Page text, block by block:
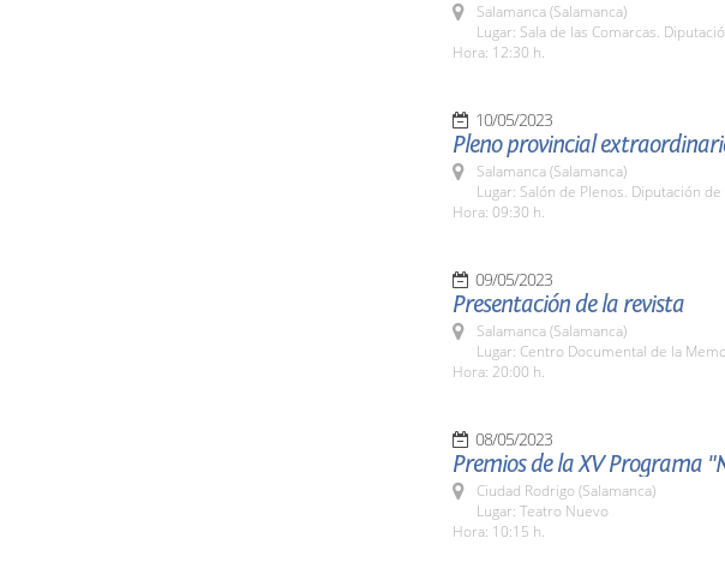
Salamanca (Salamanca)
Lugar: Sala de las Comarcas.
Hora: 12:30 h.
10/05/2023
Pleno provincial
Salamanca (Salamanca)
Lugar: Salón de Plenos. Diputación de
Hora: 09:30 h.
09/05/2023
Presentación de la revista
Salamanca (Salamanca)
Lugar: Centro Documental de la
Hora: 20:00 h.
08/05/2023
Premios de la XV Programa
Ciudad Rodrigo (Salamanca)
Lugar: Teatro Nuevo
Hora: 10:15 h.